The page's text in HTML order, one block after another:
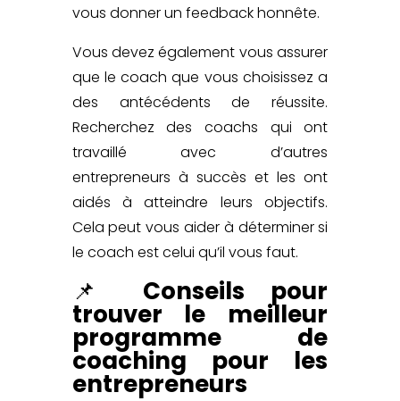
vous donner un feedback honnête.
Vous devez également vous assurer
que le coach que vous choisissez a
des antécédents de réussite.
Recherchez des coachs qui ont
travaillé avec d’autres
entrepreneurs à succès et les ont
aidés à atteindre leurs objectifs.
Cela peut vous aider à déterminer si
le coach est celui qu’il vous faut.
📌 Conseils pour
trouver le meilleur
programme de
coaching pour les
entrepreneurs